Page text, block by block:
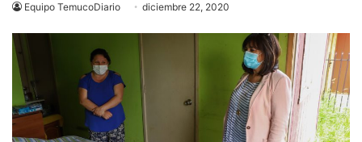
Equipo TemucoDiario diciembre 22, 2020